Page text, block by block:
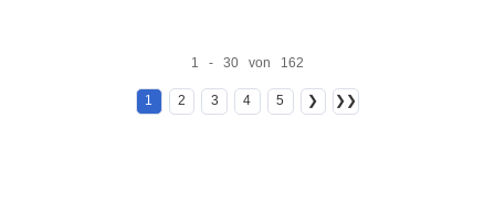
1 - 30 von 162
1 2 3 4 5 ❯ ❯❯